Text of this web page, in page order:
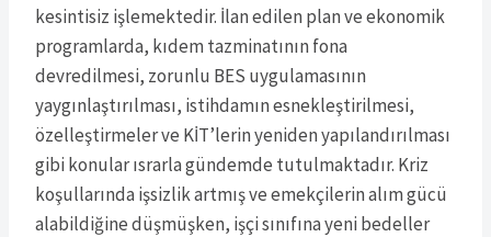
kesintisiz işlemektedir. İlan edilen plan ve ekonomik
programlarda, kıdem tazminatının fona
devredilmesi, zorunlu BES uygulamasının
yaygınlaştırılması, istihdamın esnekleştirilmesi,
özelleştirmeler ve KİT’lerin yeniden yapılandırılması
gibi konular ısrarla gündemde tutulmaktadır. Kriz
koşullarında işsizlik artmış ve emekçilerin alım gücü
alabildiğine düşmüşken, işçi sınıfına yeni bedeller